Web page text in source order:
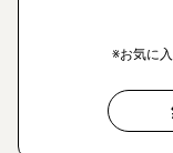
※お気に